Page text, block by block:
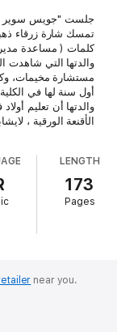
جلست "جويس سوير "
تمسك شارة زرقاء
كلمات ( مساعدة
والدتها التي
مستشارة مخيمات،
أول سنة لها في
والدتها أن تعليم
الأقنعة الورقية ،
الحلم ، وهنا اصطدمت
مشهوراً أكثر مما
وأهانها بأكثر مما
طريقه حتى لو كلفها
LENGTH
173
Pages
near you.